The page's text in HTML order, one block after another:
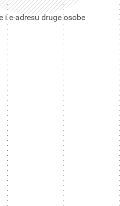
i e-adresu druge osobe